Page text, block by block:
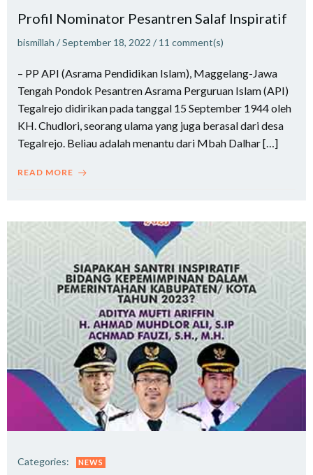
Profil Nominator Pesantren Salaf Inspiratif
bismillah /September 18, 2022 / 11 comment(s)
– PP API (Asrama Pendidikan Islam), Maggelang-Jawa
Tengah Pondok Pesantren Asrama Perguruan Islam (API)
Tegalrejo didirikan pada tanggal 15 September 1944 oleh
KH. Chudlori, seorang ulama yang juga berasal dari desa
Tegalrejo. Beliau adalah menantu dari Mbah Dalhar […]
READ MORE
Categories: NEWS